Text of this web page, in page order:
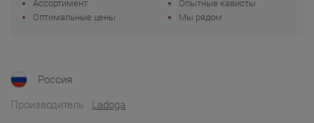
Россия
Производитель : Ladoga
Ассортимент
Опытные кависты
Оптимальные цены
Мы рядом